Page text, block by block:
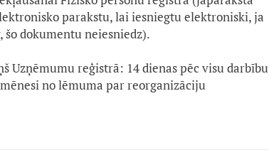
parakstu, lai iesniegtu elektroniski, ja
dokumentu neiesniedz).
Uzņēmumu reģistrā: 14 dienas pēc visu darbību
no lēmuma par reorganizāciju